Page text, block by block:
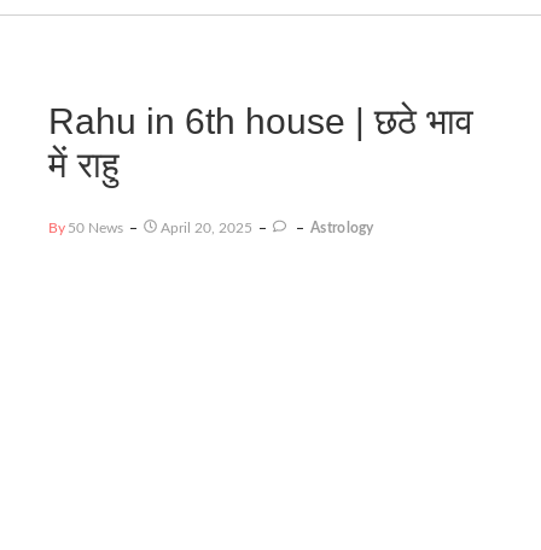
Rahu in 6th house | छठे भाव
में राहु
By 50 News April 20, 2025 Astrology